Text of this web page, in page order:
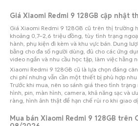
Giá Xiaomi Redmi 9 128GB cập nhật
Giá Xiaomi Redmi 9 128GB cũ trên thị trường
khoảng 0,7–2,6 triệu đồng, tùy tình trạng
hành, phụ kiện đi kèm và khu vực bán. Dung
bằng cho đa số người dùng, đủ cho các ứng
video ngắn và nhu cầu học tập, làm việc hằng
Xiaomi Redmi 9 128GB cũ là lựa chọn đáng
chi phí nhưng vẫn cần một thiết bị phù hợp
Trước khi mua, nên so sánh giá theo tình
hình, pin, màn hình, camera, khả năng sạc và
ràng, hình ảnh thật để hạn chế rủi ro khi giao
Mua bán Xiaomi Redmi 9 128GB trên